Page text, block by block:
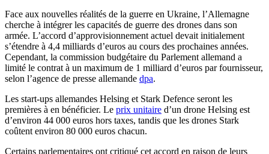
Face aux nouvelles réalités de la guerre en Ukraine, l’Allemagne
cherche à intégrer les capacités de guerre des drones dans son
armée. L’accord d’approvisionnement actuel devait initialement
s’étendre à 4,4 milliards d’euros au cours des prochaines années.
Cependant, la commission budgétaire du Parlement allemand a
limité le contrat à un maximum de 1 milliard d’euros par fournisseur,
selon l’agence de presse allemande dpa.
Les start-ups allemandes Helsing et Stark Defence seront les
premières à en bénéficier. Le prix unitaire d’un drone Helsing est
d’environ 44 000 euros hors taxes, tandis que les drones Stark
coûtent environ 80 000 euros chacun.
Certains parlementaires ont critiqué cet accord en raison de leurs